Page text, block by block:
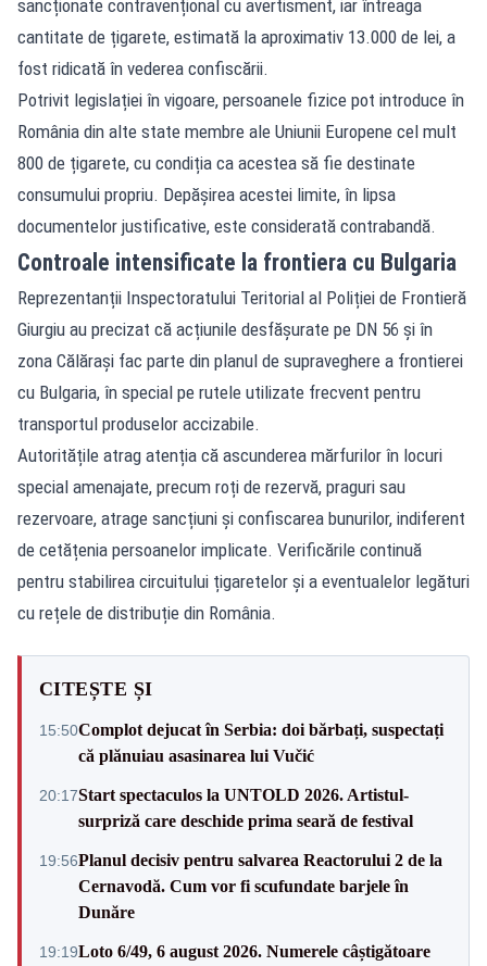
sancționate contravențional cu avertisment, iar întreaga
cantitate de țigarete, estimată la aproximativ 13.000 de lei, a
fost ridicată în vederea confiscării.
Potrivit legislației în vigoare, persoanele fizice pot introduce în
România din alte state membre ale Uniunii Europene cel mult
800 de țigarete, cu condiția ca acestea să fie destinate
consumului propriu. Depășirea acestei limite, în lipsa
documentelor justificative, este considerată contrabandă.
Controale intensificate la frontiera cu Bulgaria
Reprezentanții Inspectoratului Teritorial al Poliției de Frontieră
Giurgiu au precizat că acțiunile desfășurate pe DN 56 și în
zona Călărași fac parte din planul de supraveghere a frontierei
cu Bulgaria, în special pe rutele utilizate frecvent pentru
transportul produselor accizabile.
Autoritățile atrag atenția că ascunderea mărfurilor în locuri
special amenajate, precum roți de rezervă, praguri sau
rezervoare, atrage sancțiuni și confiscarea bunurilor, indiferent
de cetățenia persoanelor implicate. Verificările continuă
pentru stabilirea circuitului țigaretelor și a eventualelor legături
cu rețele de distribuție din România.
CITEȘTE ȘI
15:50Complot dejucat în Serbia: doi bărbați, suspectați
că plănuiau asasinarea lui Vučić
20:17Start spectaculos la UNTOLD 2026. Artistul-
surpriză care deschide prima seară de festival
19:56Planul decisiv pentru salvarea Reactorului 2 de la
Cernavodă. Cum vor fi scufundate barjele în
Dunăre
19:19Loto 6/49, 6 august 2026. Numerele câștigătoare